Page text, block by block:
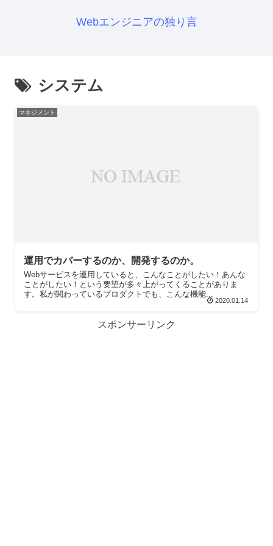
Webエンジニアの独り言
システム
マネジメント
運用でカバーするのか、開発するのか。
Webサービスを運用していると、こんなことがしたい！あんな
ことがしたい！という要望が多々上がってくることがありま
す。私が関わっているプロダクトでも、こんな機能...
2020.01.14
スポンサーリンク